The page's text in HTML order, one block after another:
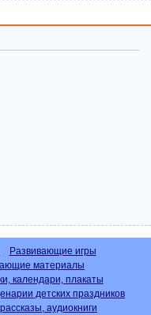
Развивающие игры
материалы
календари, плакаты
детских праздников
аудиокниги